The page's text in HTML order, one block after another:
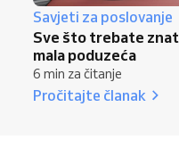
Savjeti za poslovanje
Sve što trebate
mala poduzeća
6 min za čitanje
Pročitajte članak